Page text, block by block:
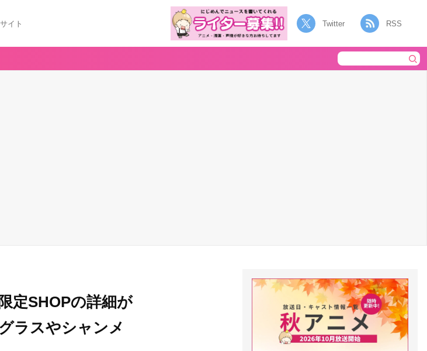
イト Twitter RSS
定SHOPの詳細が
ラスやシャンメ